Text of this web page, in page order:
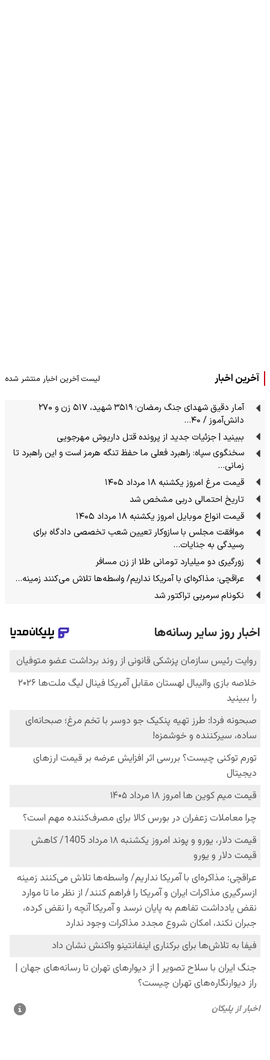
آخرین اخبار لیست آخرین اخبار منتشر شده
آمار دقیق شهدای جنگ رمضان؛ ۳۵۱۹ شهید، ۵۱۷ زن و ۲۷۰
دانش‌آموز / ۴۰…
ببینید | جزئیات جدید از پرونده قتل داریوش مهرجویی
سخنگوی سپاه: راهبرد فعلی ما حفظ تنگه هرمز است و این راهبرد تا
زمانی…
قیمت مرغ امروز یکشنبه ۱۸ مرداد ۱۴۰۵
تاریخ احتمالی دربی مشخص شد
قیمت انواع موبایل امروز یکشنبه ۱۸ مرداد ۱۴۰۵
موافقت مجلس با سازوکار تعیین شعب تخصصی دادگاه برای
رسیدگی به جنایات…
زورگیری دو میلیارد تومانی طلا از زن مسافر
عراقچی: مذاکره‌ای با آمریکا نداریم/ واسطه‌ها تلاش می‌کنند زمینه‌…
نکونام سرمربی تراکتور شد